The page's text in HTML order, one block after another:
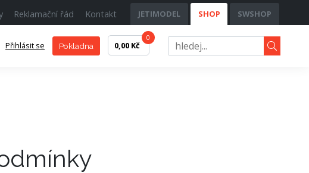
Reklamační řád Kontakt JETIMODEL SHOP SWSHOP
Přihlásit se Pokladna 0,00 Kč
0